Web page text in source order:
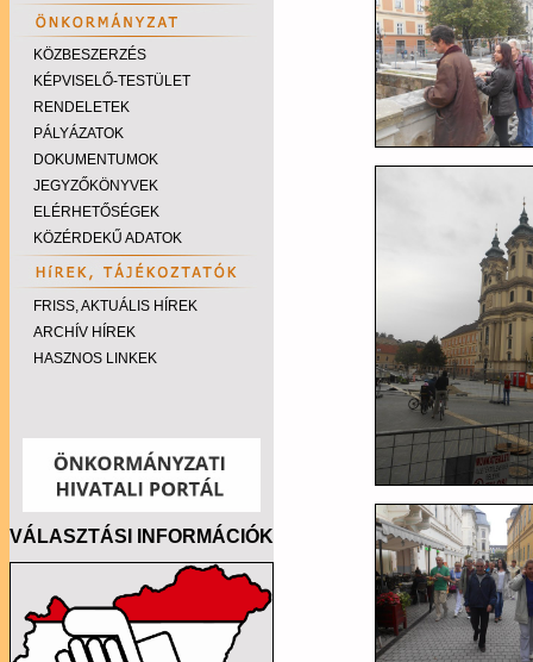
KÖZBESZERZÉS
KÉPVISELŐ-TESTÜLET
RENDELETEK
PÁLYÁZATOK
DOKUMENTUMOK
JEGYZŐKÖNYVEK
ELÉRHETŐSÉGEK
KÖZÉRDEKŰ ADATOK
FRISS, AKTUÁLIS HÍREK
ARCHÍV HÍREK
HASZNOS LINKEK
VÁLASZTÁSI INFORMÁCIÓK